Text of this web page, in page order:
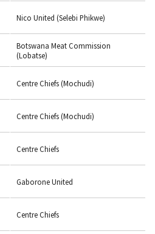
Nico United (Selebi Phikwe)
Botswana Meat Commission
(Lobatse)
Centre Chiefs (Mochudi)
Centre Chiefs (Mochudi)
Centre Chiefs
Gaborone United
Centre Chiefs